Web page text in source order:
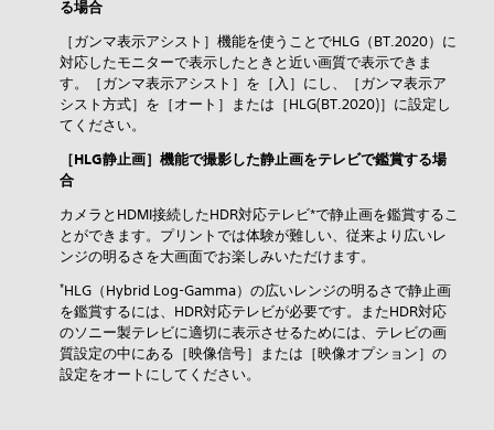
る場合
［ガンマ表示アシスト］機能を使うことでHLG（BT.2020）に
対応したモニターで表示したときと近い画質で表示できま
す。［ガンマ表示アシスト］を［入］にし、［ガンマ表示ア
シスト方式］を［オート］または［HLG(BT.2020)］に設定し
てください。
［HLG静止画］機能で撮影した静止画をテレビで鑑賞する場
合
カメラとHDMI接続したHDR対応テレビ*で静止画を鑑賞するこ
とができます。プリントでは体験が難しい、従来より広いレ
ンジの明るさを大画面でお楽しみいただけます。
*HLG（Hybrid Log-Gamma）の広いレンジの明るさで静止画
を鑑賞するには、HDR対応テレビが必要です。またHDR対応
のソニー製テレビに適切に表示させるためには、テレビの画
質設定の中にある［映像信号］または［映像オプション］の
設定をオートにしてください。